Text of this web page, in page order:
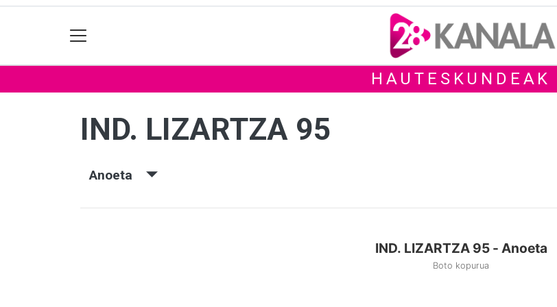
HAUTESKUNDEAK
IND. LIZARTZA 95
Anoeta
IND. LIZARTZA 95 - Anoeta
Boto kopurua